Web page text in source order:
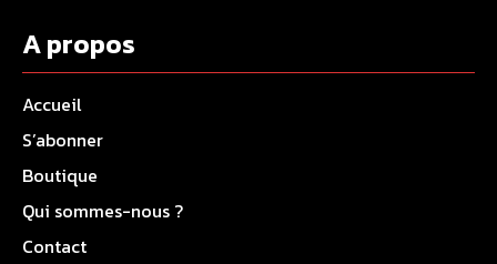
A propos
Accueil
S’abonner
Boutique
Qui sommes-nous ?
Contact